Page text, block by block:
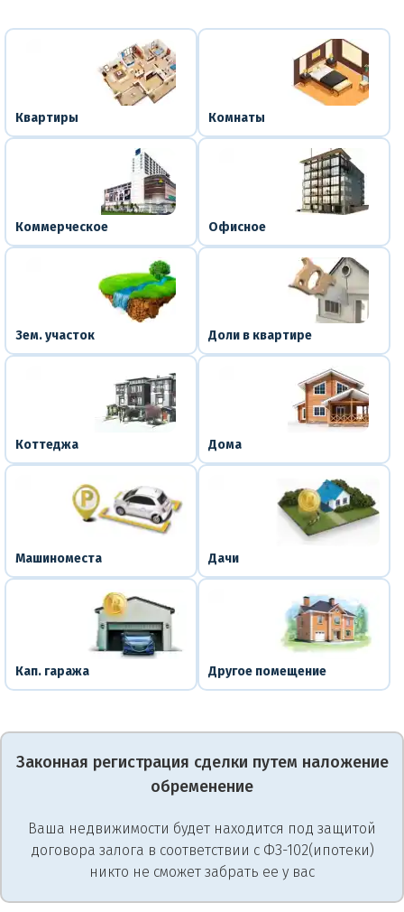
Квартиры Комнаты
Коммерческое Офисное
Зем. участок Доли в квартире
Коттеджа Дома
Машиноместа Дачи
Кап. гаража Другое помещение
Законная регистрация сделки путем наложение
обременение
Ваша недвижимости будет находится под защитой
договора залога в соответствии с ФЗ-102(ипотеки)
никто не сможет забрать ее у вас